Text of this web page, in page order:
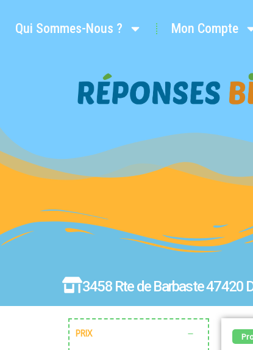
Qui Sommes-Nous ? Mon Compte
3458 Rte de Barbaste 47420
PRIX